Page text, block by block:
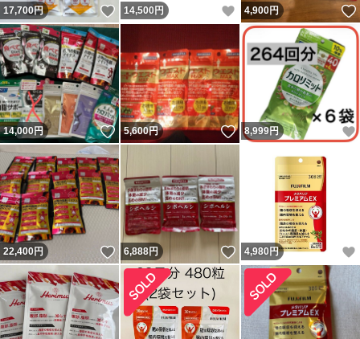
17,700円 いいね！
14,500 円 いいね！
4,900円
14,000円 いいね！
5,600円 いいね！
8,999円
22,400円 いいね！
6,888円 いいね！
4,980 円